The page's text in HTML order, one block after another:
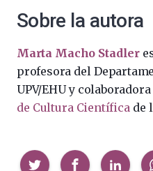
Sobre la autora
Marta Macho Stadler
profesora del
UPV/EHU y
de Cultura Científicade
Compartir